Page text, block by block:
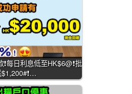
每日利息低至HK$6@❗批